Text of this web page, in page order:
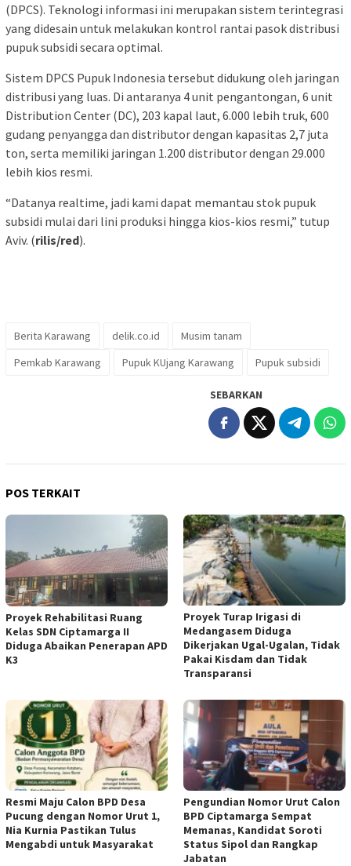
(DPCS). Teknologi informasi ini merupakan sistem terintegrasi
yang didesain untuk melakukan kontrol rantai pasok distribusi
pupuk subsidi secara optimal.
Sistem DPCS Pupuk Indonesia tersebut didukung oleh jaringan
distribusi yang luas. Di antaranya 4 unit pengantongan, 6 unit
Distribution Center (DC), 203 kapal laut, 6.000 lebih truk, 600
gudang penyangga dan distributor dengan kapasitas 2,7 juta
ton, serta memiliki jaringan 1.200 distributor dengan 29.000
lebih kios resmi.
“Datanya realtime, jadi kami dapat memantau stok pupuk
subsidi mulai dari lini produksi hingga kios-kios resmi,” tutup
Aviv. (rilis/red).
Berita Karawang delik.co.id
Musim tanam
Pemkab Karawang
Pupuk KUjang Karawang Pupuk subsidi
SEBARKAN
POS TERKAIT
Proyek Rehabilitasi Ruang
Kelas SDN Ciptamarga II
Diduga Abaikan Penerapan APD
K3
Proyek Turap Irigasi di
Medangasem Diduga
Dikerjakan Ugal-Ugalan, Tidak
Pakai Kisdam dan Tidak
Transparansi
Resmi Maju Calon BPD Desa
Pucung dengan Nomor Urut 1,
Nia Kurnia Pastikan Tulus
Mengabdi untuk Masyarakat
Pengundian Nomor Urut Calon
BPD Ciptamarga Sempat
Memanas, Kandidat Soroti
Status Sipol dan Rangkap
Jabatan